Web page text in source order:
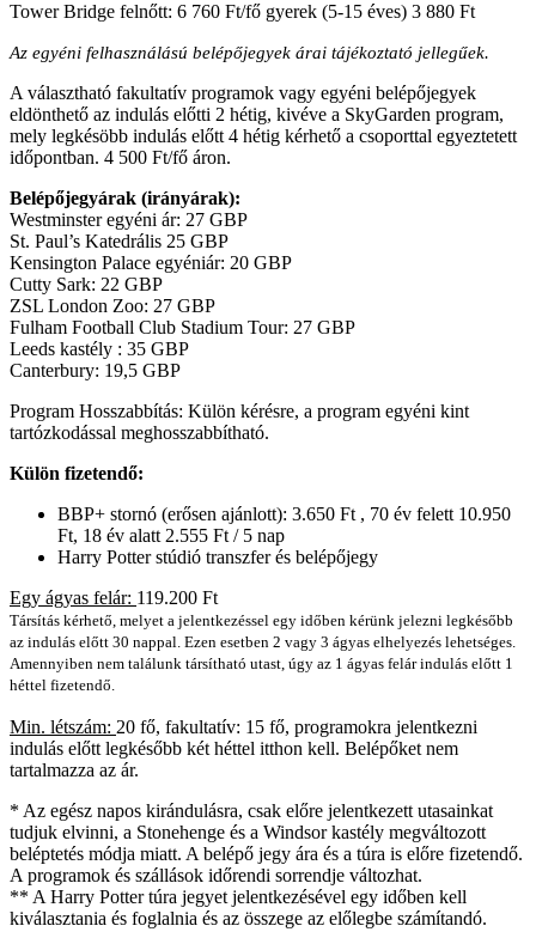
Tower Bridge felnőtt: 6 760 Ft/fő gyerek (5-15 éves) 3 880 Ft
Az egyéni felhasználású belépőjegyek árai tájékoztató jellegűek.
A választható fakultatív programok vagy egyéni belépőjegyek
eldönthető az indulás előtti 2 hétig, kivéve a SkyGarden program,
mely legkésöbb indulás előtt 4 hétig kérhető a csoporttal egyeztetett
időpontban. 4 500 Ft/fő áron.
Belépőjegyárak (irányárak):
Westminster egyéni ár: 27 GBP
St. Paul’s Katedrális 25 GBP
Kensington Palace egyéniár: 20 GBP
Cutty Sark: 22 GBP
ZSL London Zoo: 27 GBP
Fulham Football Club Stadium Tour: 27 GBP
Leeds kastély : 35 GBP
Canterbury: 19,5 GBP
Program Hosszabbítás: Külön kérésre, a program egyéni kint
tartózkodással meghosszabbítható.
Külön fizetendő:
BBP+ stornó (erősen ajánlott): 3.650 Ft , 70 év felett 10.950
Ft, 18 év alatt 2.555 Ft / 5 nap
Harry Potter stúdió transzfer és belépőjegy
Egy ágyas felár: 119.200 Ft
Társítás kérhető, melyet a jelentkezéssel egy időben kérünk jelezni legkésőbb
az indulás előtt 30 nappal. Ezen esetben 2 vagy 3 ágyas elhelyezés lehetséges.
Amennyiben nem találunk társítható utast, úgy az 1 ágyas felár indulás előtt 1
héttel fizetendő.
Min. létszám: 20 fő, fakultatív: 15 fő, programokra jelentkezni
indulás előtt legkésőbb két héttel itthon kell. Belépőket nem
tartalmazza az ár.
* Az egész napos kirándulásra, csak előre jelentkezett utasainkat
tudjuk elvinni, a Stonehenge és a Windsor kastély megváltozott
beléptetés módja miatt. A belépő jegy ára és a túra is előre fizetendő.
A programok és szállások időrendi sorrendje változhat.
** A Harry Potter túra jegyet jelentkezésével egy időben kell
kiválasztania és foglalnia és az összege az előlegbe számítandó.